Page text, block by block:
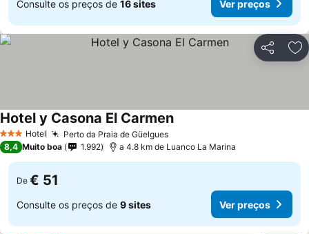
Consulte os preços de 16 sites Ver preços
Partilhar
3 EstrelasHotel Perto da Praia de GüelguesVer preços
Hotel y Casona El CarmenVer preços
8,4 Muito boa 1.992 a 4.8 km de Luanco La Marina
De € 51
Consulte os preços de 9 sites Ver preços